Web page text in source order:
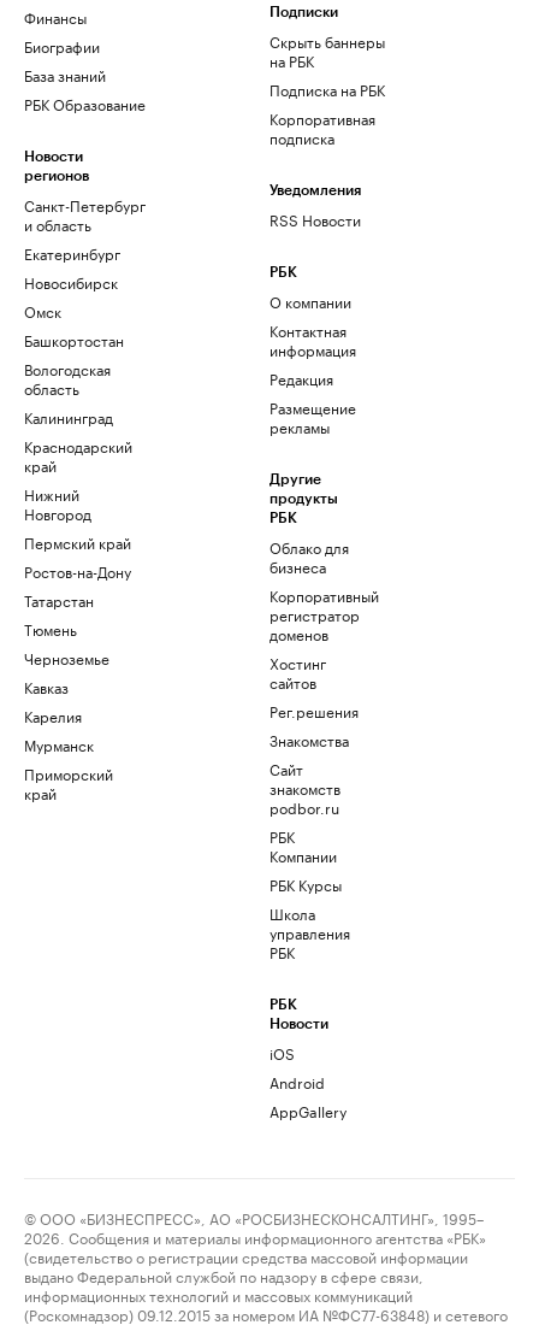
Финансы
Биографии
База знаний
РБК Образование
Новости
регионов
Санкт-Петербург
и область
Екатеринбург
Новосибирск
Омск
Башкортостан
Вологодская
область
Калининград
Краснодарский
край
Нижний
Новгород
Пермский край
Ростов-на-Дону
Татарстан
Тюмень
Черноземье
Кавказ
Карелия
Мурманск
Приморский
край
Подписки
Скрыть баннеры
на РБК
Подписка на РБК
Корпоративная
подписка
Уведомления
RSS Новости
РБК
О компании
Контактная
информация
Редакция
Размещение
рекламы
Другие
продукты
РБК
Облако для
бизнеса
Корпоративный
регистратор
доменов
Хостинг
сайтов
Рег.решения
Знакомства
Сайт
знакомств
podbor.ru
РБК
Компании
РБК Курсы
Школа
управления
РБК
РБК
Новости
iOS
Android
AppGallery
© ООО «БИЗНЕСПРЕСС», АО «РОСБИЗНЕСКОНСАЛТИНГ», 1995–
2026. Сообщения и материалы информационного агентства «РБК»
(свидетельство о регистрации средства массовой информации
выдано Федеральной службой по надзору в сфере связи,
информационных технологий и массовых коммуникаций
(Роскомнадзор) 09.12.2015 за номером ИА №ФС77-63848) и сетевого